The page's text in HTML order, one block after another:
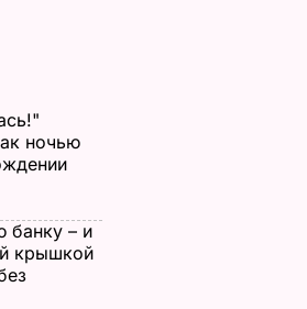
ночью
банку – и
крышкой